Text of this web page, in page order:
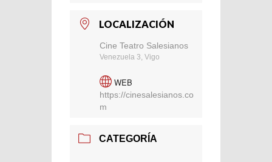
LOCALIZACIÓN
Cine Teatro Salesianos
Venezuela 3, Vigo
WEB
https://cinesalesianos.co
m
CATEGORÍA